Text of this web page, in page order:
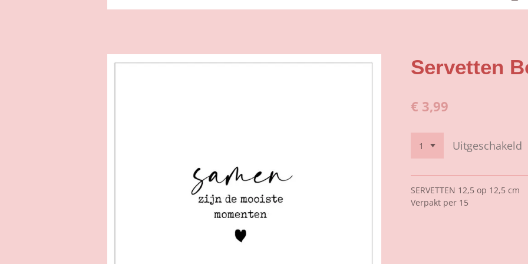
Servetten
€ 3,99
Uitgeschakeld
SERVETTEN 12,5 op 12,5 cm
Verpakt per 15